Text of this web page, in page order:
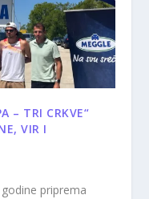
– TRI CRKVE“
VIR I
priprema